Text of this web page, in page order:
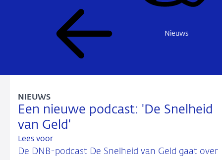
Nieuws
Een nieuwe podcast: 'De Snelheid
van Geld'
NIEUWS
Lees voor
De DNB-podcast De Snelheid van Geld gaat over